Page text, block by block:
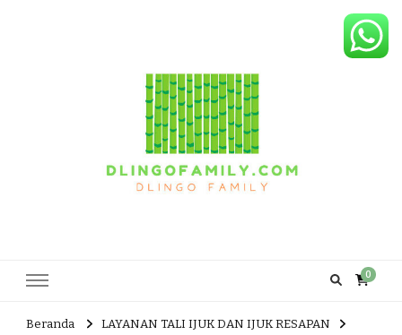
0
Beranda
LAYANAN TALI IJUK DAN IJUK RESAPAN